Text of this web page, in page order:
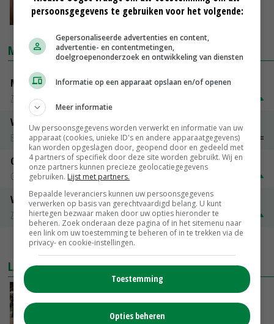
Food Week
01-10-2020
MARKTPRIJZEN
Magere melkpoeder
Zuivel NL
Vleeskuikens 2001-2600 gr
Barneveld
€ 1,09~ € 1,11
Gerst
Groningen
Volle melkpoeder
Zuivel NL
€ 345,00
MEER MARKTPRIJZEN
LAATSTE NIEUWS
Na jarenlang meten willen Zuid-Hollandse
boeren nu erkenning
VANDAAG, 07:00
persoonsgegevens te gebruiken voor het volgende:
Gepersonaliseerde advertenties en content,
advertentie- en contentmetingen,
doelgroepenonderzoek en ontwikkeling van diensten
Informatie op een apparaat opslaan en/of openen
Meer informatie
Uw persoonsgegevens worden verwerkt en informatie van uw
apparaat (cookies, unieke ID's en andere apparaatgegevens)
kan worden opgeslagen door, geopend door en gedeeld met
4 partners of specifiek door deze site worden gebruikt. Wij en
onze partners kunnen precieze geolocatiegegevens
gebruiken. Lijst met partners.
Bepaalde leveranciers kunnen uw persoonsgegevens
verwerken op basis van gerechtvaardigd belang. U kunt
hiertegen bezwaar maken door uw opties hieronder te
beheren. Zoek onderaan deze pagina of in het sitemenu naar
een link om uw toestemming te beheren of in te trekken via de
privacy- en cookie-instellingen.
Toestemming
Opties beheren